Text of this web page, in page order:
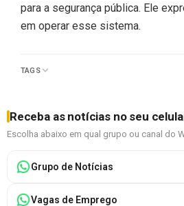
para a segurança pública. Ele
em operar esse sistema.
TAGS
Receba as notícias no seu
Escolha abaixo em qual grupo ou canal do
Grupo de Notícias
Vagas de Emprego